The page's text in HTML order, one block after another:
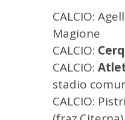
CALCIO:
Magione
CALCIO:
CALCIO:
stadio
CALCIO: